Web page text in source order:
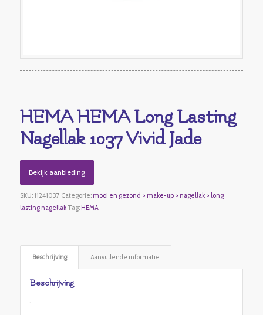
HEMA HEMA Long Lasting
Nagellak 1037 Vivid Jade
Bekijk aanbieding
SKU:11241037 Categorie: mooi en gezond > make-up > nagellak > long
lasting nagellak Tag: HEMA
Beschrijving Aanvullende informatie
Beschrijving
.